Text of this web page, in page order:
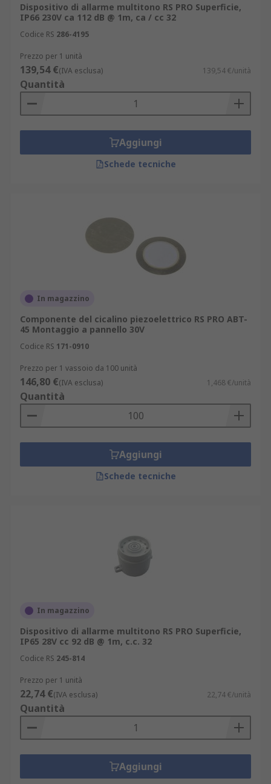
Dispositivo di allarme multitono RS PRO Superficie,
IP66 230V ca 112 dB @ 1m, ca / cc 32
Codice RS 286-4195
Prezzo per 1 unità
139,54 €(IVA esclusa) 139,54 €/unità
Quantità
Aggiungi
Schede tecniche
In magazzino
Componente del cicalino piezoelettrico RS PRO ABT-
45 Montaggio a pannello 30V
Codice RS 171-0910
Prezzo per 1 vassoio da 100 unità
146,80 €(IVA esclusa) 1,468 €/unità
Quantità
Aggiungi
Schede tecniche
In magazzino
Dispositivo di allarme multitono RS PRO Superficie,
IP65 28V cc 92 dB @ 1m, c.c. 32
Codice RS 245-814
Prezzo per 1 unità
22,74 €(IVA esclusa) 22,74 €/unità
Quantità
Aggiungi